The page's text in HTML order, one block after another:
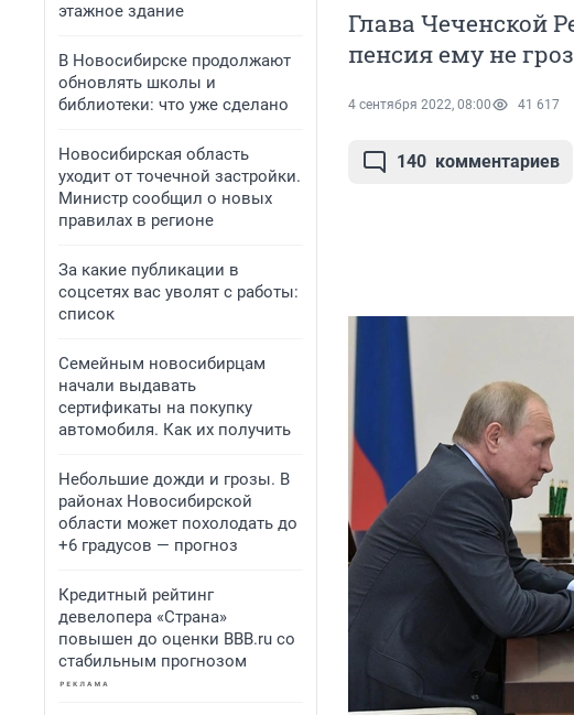
этажное здание
В Новосибирске продолжают
обновлять школы и
библиотеки: что уже сделано
Новосибирская область
уходит от точечной застройки.
Министр сообщил о новых
правилах в регионе
За какие публикации в
соцсетях вас уволят с работы:
список
Семейным новосибирцам
начали выдавать
сертификаты на покупку
автомобиля. Как их получить
Небольшие дожди и грозы. В
районах Новосибирской
области может похолодать до
+6 градусов — прогноз
Кредитный рейтинг
девелопера «Страна»
повышен до оценки BBB.ru со
стабильным прогнозом
Глава Чеченской
пенсия ему не
4 сентября 2022, 08:00 41 617
140 комментариев